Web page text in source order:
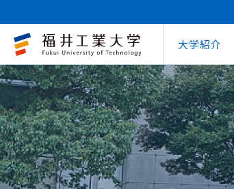
大学紹介
大学概要教育情報の公表
大学概要
教育情報の公表
学びの特色
教員紹介
キャンパス案内
工学部
電気電子情報工学科
機械工学科
建築土木工学科
原子力技術応用工学科
地域連携研究推進センター研究シーズ紹介
自治体との連携FUT公開講座
自治体との
FUT公開講
出前講義・
未来塾 講演
科学実験キ
インターナショナルセンターOCPS
海外留学プログラム
キャリアセンター就職実績
キャリアセンター
就職⽀援プログ
インターンシップ
就職実績
資格取得
学費等納⼊⾦在学⽣向け奨学⾦
学費等納
在学⽣向
受験⽣向
⽇本学⽣
⽇本学⽣
寮・下宿のご案内SSLプロジェクト
学⽣⽣
学習⽀
情報メ
SSLプ
学⽣保
学習管理システム（manaba）WEBシラバス